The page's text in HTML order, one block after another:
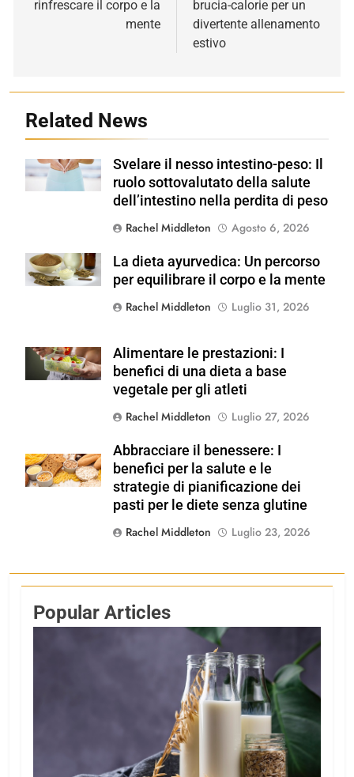
rinfrescare il corpo e la
mente
brucia-calorie per un
divertente allenamento
estivo
Related News
Shutterstock
Svelare il nesso intestino-peso: Il
ruolo sottovalutato della salute
dell’intestino nella perdita di peso
Rachel Middleton
Agosto 6, 2026
Shutterstock
La dieta ayurvedica: Un percorso
per equilibrare il corpo e la mente
Rachel Middleton
Luglio 31, 2026
Shutterstock
Alimentare le prestazioni: I
benefici di una dieta a base
vegetale per gli atleti
Rachel Middleton
Luglio 27, 2026
Shutterstock
Abbracciare il benessere: I
benefici per la salute e le
strategie di pianificazione dei
pasti per le diete senza glutine
Rachel Middleton
Luglio 23, 2026
Popular Articles